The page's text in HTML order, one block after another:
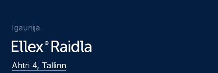
Igaunija
Ahtri 4, Tallinn